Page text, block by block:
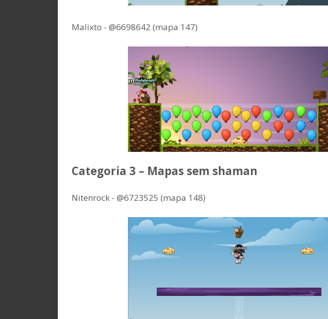
Malixto - @6698642 (mapa 147)
Categoria 3 – Mapas sem shaman
Nitenrock - @6723525 (mapa 148)